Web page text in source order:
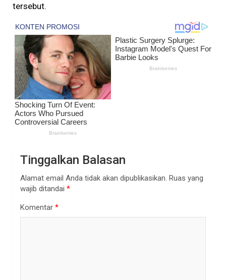
tersebut.
Tinggalkan Balasan
Alamat email Anda tidak akan dipublikasikan. Ruas yang
wajib ditandai *
Komentar *